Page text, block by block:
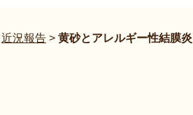
近況報告 > 黄砂とアレルギー性結膜炎